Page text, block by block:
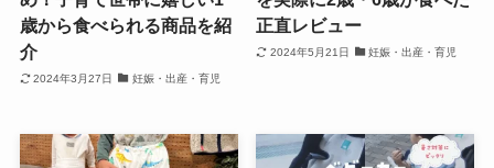
歳から食べられる商品を紹
介
2024年3月27日 妊娠・出産・育児
正直レビュー
2024年5月21日 妊娠・出産・育児